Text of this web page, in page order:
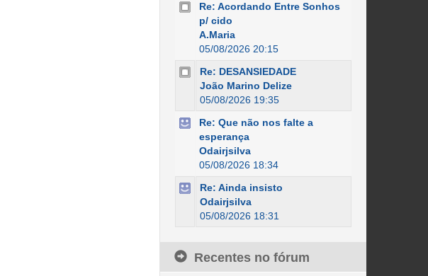
Re: Acordando Entre Sonhos
p/ cido
A.Maria
05/08/2026 20:15
Re: DESANSIEDADE
João Marino Delize
05/08/2026 19:35
Re: Que não nos falte a
esperança
Odairjsilva
05/08/2026 18:34
Re: Ainda insisto
Odairjsilva
05/08/2026 18:31
Recentes no fórum